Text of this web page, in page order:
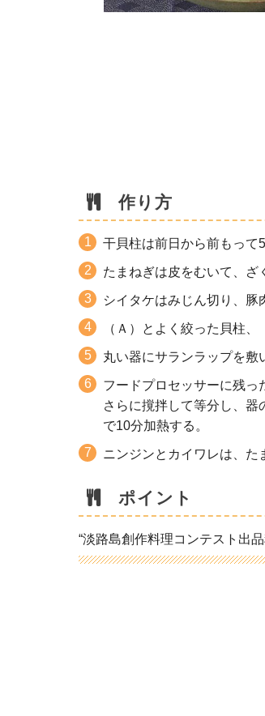
作り方
干貝柱は前日から前もって
たまねぎは皮をむいて、
シイタケはみじん切り、豚
（Ａ）とよく絞った貝柱
丸い器にサランラップを敷
フードプロセッサーに残っ
さらに撹拌して等分し、
で10分加熱する。
ニンジンとカイワレは、た
ポイント
“淡路島創作料理コンテスト出品